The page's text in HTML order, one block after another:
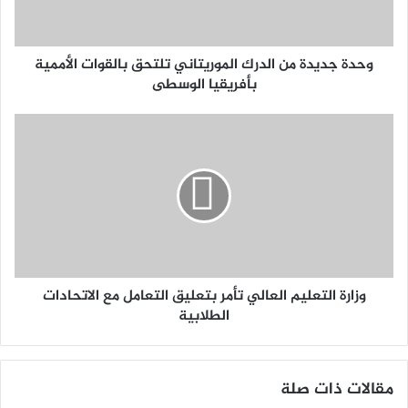
وحدة جديدة من الدرك الموريتاني تلتحق بالقوات الأممية
بأفريقيا الوسطى
وزارة التعليم العالي تأمر بتعليق التعامل مع الاتحادات
الطلابية
مقالات ذات صلة